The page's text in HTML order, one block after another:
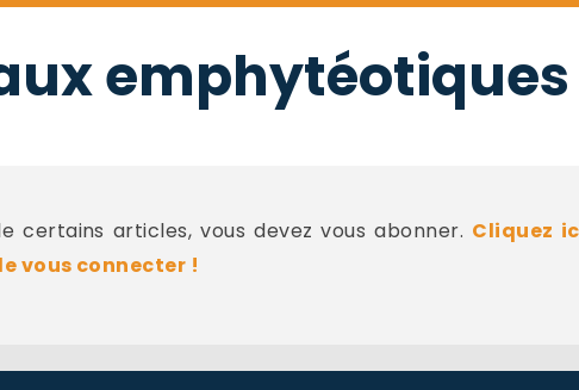
emphytéotiques
articles, vous devez vous abonner. Cliquez
vous connecter !